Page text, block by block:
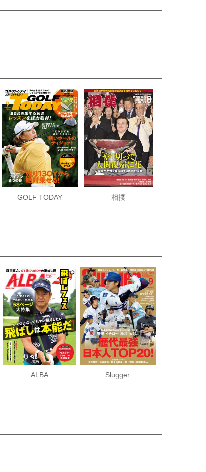
GOLF TODAY 相撲
ALBA Slugger